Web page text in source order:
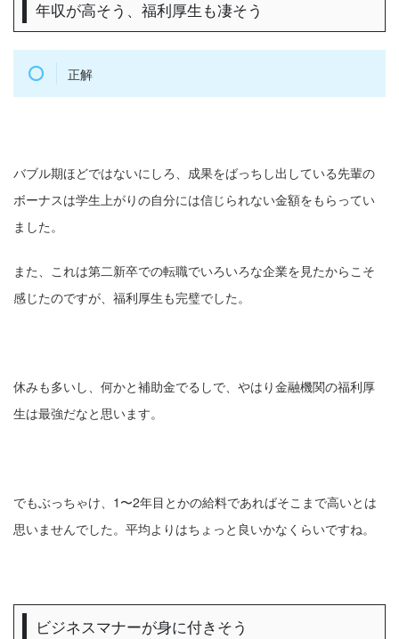
年収が高そう、福利厚生も凄そう
正解
バブル期ほどではないにしろ、成果をばっちし出している先輩の
ボーナスは学生上がりの自分には信じられない金額をもらってい
ました。
また、これは第二新卒での転職でいろいろな企業を見たからこそ
感じたのですが、福利厚生も完璧でした。
休みも多いし、何かと補助金でるしで、やはり金融機関の福利厚
生は最強だなと思います。
でもぶっちゃけ、1〜2年目とかの給料であればそこまで高いとは
思いませんでした。平均よりはちょっと良いかなくらいですね。
ビジネスマナーが身に付きそう